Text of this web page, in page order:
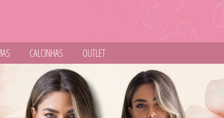
CALCINHAS OUTLET